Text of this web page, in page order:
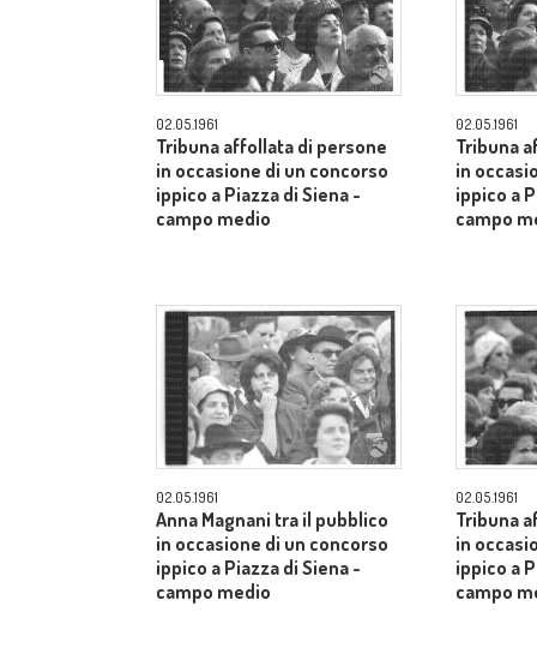
02.05.1961
Tribuna affollata di persone
in occasione di un concorso
ippico a Piazza di Siena -
campo medio
02.05.1961
Tribuna
in
ippico a
campo
02.05.1961
Anna Magnani tra il pubblico
in occasione di un concorso
ippico a Piazza di Siena -
campo medio
02.05.1961
Tribuna
in
ippico a
campo